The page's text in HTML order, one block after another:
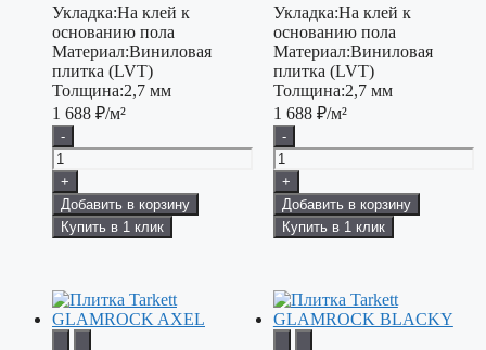
Укладка:На клей к
основанию пола
Материал:Виниловая
плитка (LVT)
Толщина:2,7 мм
1 688 ₽/м²
-
+
Добавить в корзину
Купить в 1 клик
Укладка:На клей к
основанию пола
Материал:Виниловая
плитка (LVT)
Толщина:2,7 мм
1 688 ₽/м²
-
+
Добавить в корзину
Купить в 1 клик